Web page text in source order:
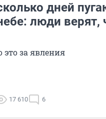
дней
люди верят,
это за явления
17 610 6